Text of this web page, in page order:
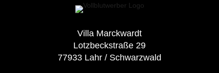
Villa Marckwardt
Lotzbeckstraße 29
77933 Lahr / Schwarzwald